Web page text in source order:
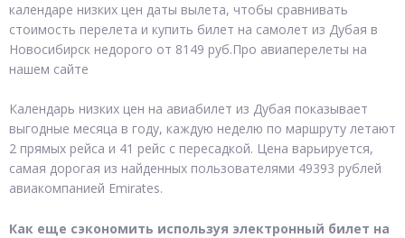
календаре низких цен даты вылета, чтобы сравнивать
стоимость перелета и купить билет на самолет из Дубая в
Новосибирск недорого от 8149 руб.Про авиаперелеты на
нашем сайте
Календарь низких цен на авиабилет из Дубая показывает
выгодные месяца в году, каждую неделю по маршруту летают
2 прямых рейса и 41 рейс с пересадкой. Цена варьируется,
самая дорогая из найденных пользователями 49393 рублей
авиакомпанией Emirates.
Как еще сэкономить используя электронный билет на